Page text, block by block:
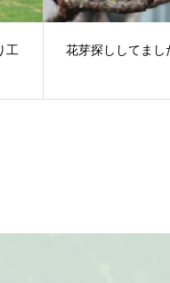
工 花芽探ししてまし